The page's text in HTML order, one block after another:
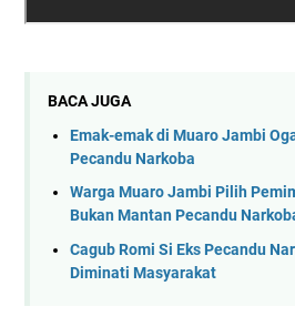
BACA JUGA
Emak-emak di Muaro Jambi
Pecandu Narkoba
Warga Muaro Jambi Pilih
Bukan Mantan Pecandu
Cagub Romi Si Eks Pecandu
Diminati Masyarakat